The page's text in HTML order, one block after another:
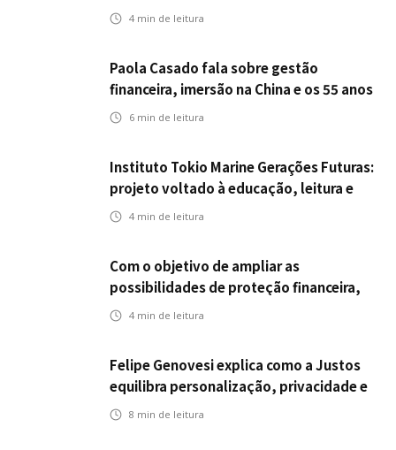
errado
4 min de leitura
Paola Casado fala sobre gestão
financeira, imersão na China e os 55 anos
da ENS
6 min de leitura
Instituto Tokio Marine Gerações Futuras:
projeto voltado à educação, leitura e
empregabilidade
4 min de leitura
Com o objetivo de ampliar as
possibilidades de proteção financeira,
Icatu Seguros eleva capital segurado
4 min de leitura
Felipe Genovesi explica como a Justos
equilibra personalização, privacidade e
tecnologia
8 min de leitura